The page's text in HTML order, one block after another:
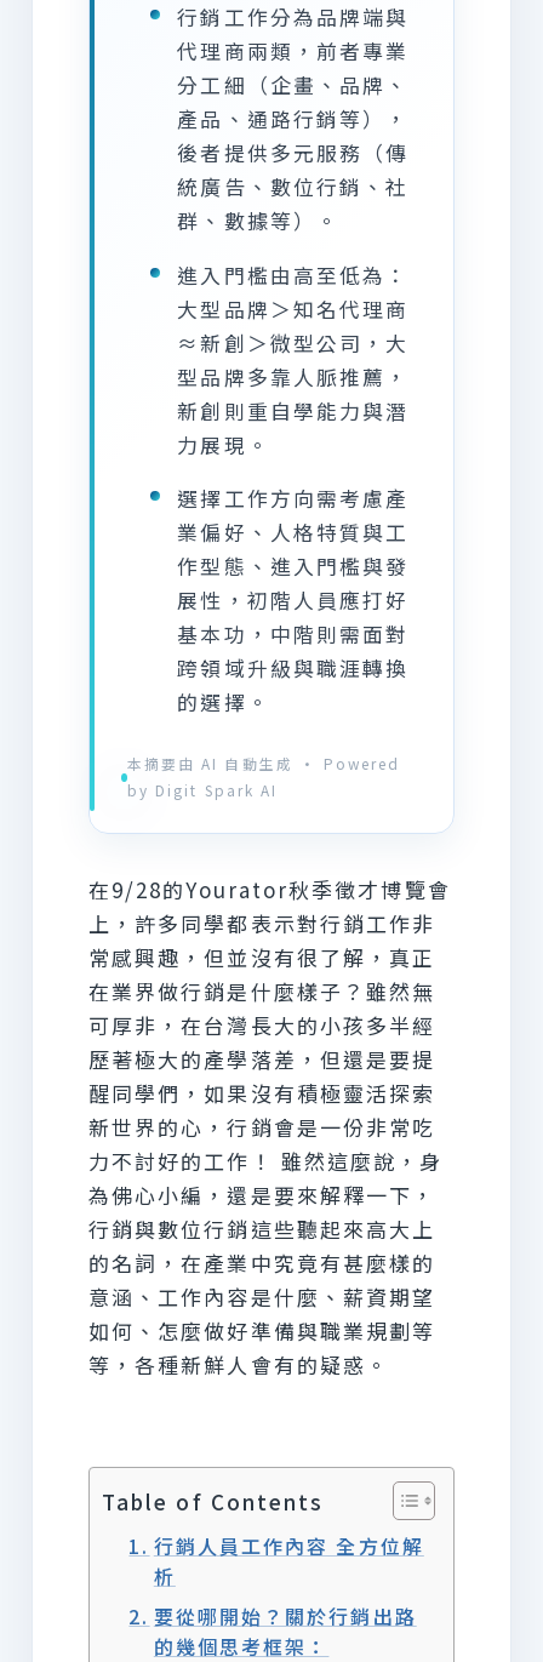
行銷工作分為品牌端與
代理商兩類，前者專業
分工細（企畫、品牌、
產品、通路行銷等），
後者提供多元服務（傳
統廣告、數位行銷、社
群、數據等）。
進入門檻由高至低為：
大型品牌＞知名代理商
≈新創＞微型公司，大
型品牌多靠人脈推薦，
新創則重自學能力與潛
力展現。
選擇工作方向需考慮產
業偏好、人格特質與工
作型態、進入門檻與發
展性，初階人員應打好
基本功，中階則需面對
跨領域升級與職涯轉換
的選擇。
本摘要由 AI 自動生成 · Powered
by Digit Spark AI
在9/28的Yourator秋季徵才博覽會
上，許多同學都表示對行銷工作非
常感興趣，但並沒有很了解，真正
在業界做行銷是什麼樣子？雖然無
可厚非，在台灣長大的小孩多半經
歷著極大的產學落差，但還是要提
醒同學們，如果沒有積極靈活探索
新世界的心，行銷會是一份非常吃
力不討好的工作！ 雖然這麼說，身
為佛心小編，還是要來解釋一下，
行銷與數位行銷這些聽起來高大上
的名詞，在產業中究竟有甚麼樣的
意涵、工作內容是什麼、薪資期望
如何、怎麼做好準備與職業規劃等
等，各種新鮮人會有的疑惑。
Table of Contents
行銷人員工作內容 全方位解
析
要從哪開始？關於行銷出路
的幾個思考框架：